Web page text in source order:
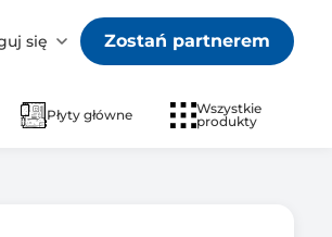
się Zostań partnerem
Płyty główne
Wszystkie
produkty